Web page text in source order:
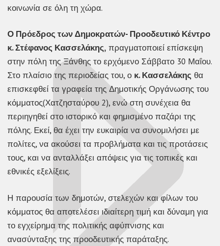
κοινωνία σε όλη τη χώρα.
Ο Πρόεδρος των Δημοκρατών- Προοδευτικό Κέντρο
κ. Στέφανος Κασσελάκης, πραγματοποιεί επίσκεψη
στην πόλη της Ξάνθης το ερχόμενο Σάββατο 30 Μαΐου.
Στο πλαίσιο της περιοδείας του, ο κ. Κασσελάκης θα
επισκεφθεί τα γραφεία της Δημοτικής Οργάνωσης του
κόμματος(Χατζησταύρου 2), ενώ στη συνέχεια θα
περιηγηθεί στο ιστορικό και φημισμένο παζάρι της
πόλης. Εκεί, θα έχει την ευκαιρία να συνομιλήσει με
πολίτες, να ακούσει τα προβλήματα και τις προτάσεις
τους, και να ανταλλάξει απόψεις για τις τοπικές και
εθνικές εξελίξεις.
Η παρουσία των δημοτών, στελεχών και φίλων του
κόμματος θα αποτελέσει ιδιαίτερη τιμή και δύναμη για
το εγχείρημα της πολιτικής αφύπνισης και
ανασύνταξης της προοδευτικής παράταξης.